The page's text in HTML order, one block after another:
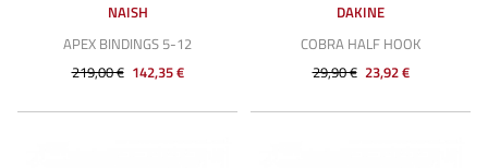
NAISH
APEX BINDINGS 5-12
219,00 € 142,35 €
DAKINE
COBRA HALF HOOK
29,90 € 23,92 €